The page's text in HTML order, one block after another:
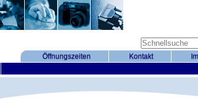
Öffnungszeiten Kontakt